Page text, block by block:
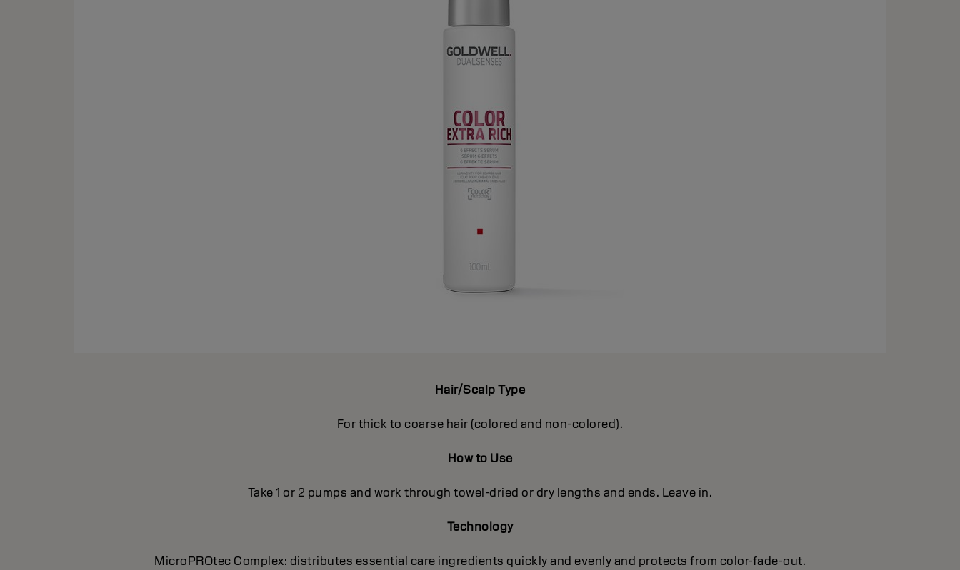
Hair/Scalp Type
For thick to coarse hair (colored and non-colored).
How to Use
Take 1 or 2 pumps and work through towel-dried or dry lengths and ends. Leave in.
Technology
MicroPROtec Complex: distributes essential care ingredients quickly and evenly and protects from color-fade-out.